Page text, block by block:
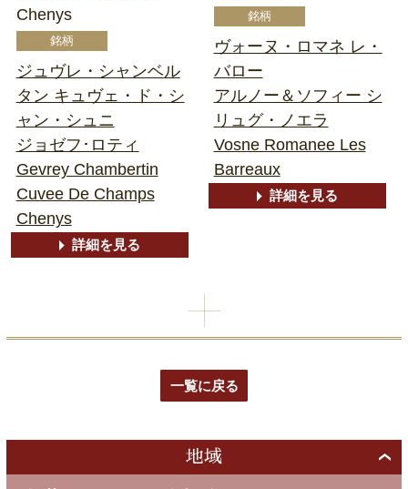
Chenys
ジュヴレ・シャンベル
タン キュヴェ・ド・シ
ャン・シュニ
ジョゼフ･ロティ
Gevrey Chambertin
Cuvee De Champs
Chenys
詳細を見る
ヴォーヌ・ロマネ レ・
バロー
アルノー＆ソフィー シ
リュグ・ノエラ
Vosne Romanee Les
Barreaux
詳細を見る
一覧に戻る
地域